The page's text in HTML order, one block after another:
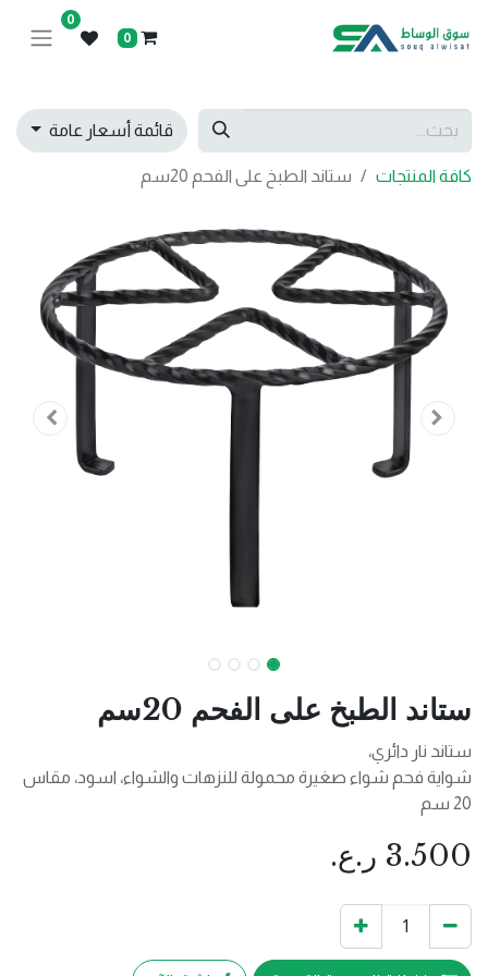
0
0
قائمة أسعار عامة
كافة المنتجات ستاند الطبخ على الفحم 20سم
ستاند الطبخ على الفحم 20سم
ستاند نار دائري،
شواية فحم شواء صغيرة محمولة للنزهات والشواء، اسود، مقاس
20 سم
3.500 ر.ع.